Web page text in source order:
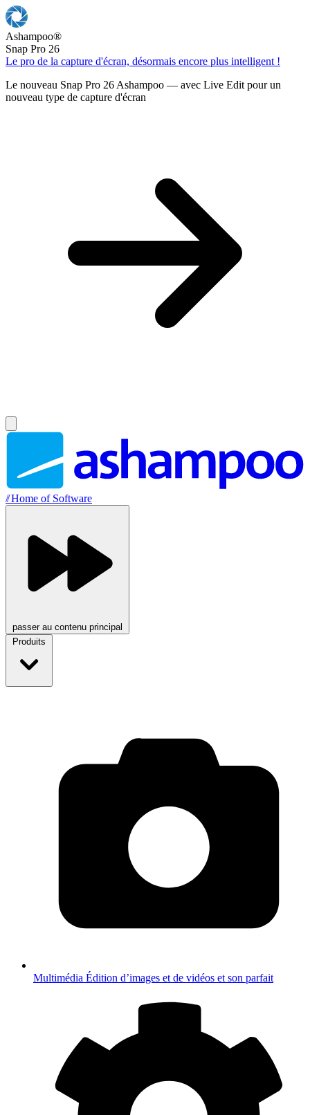
Ashampoo®
Snap Pro 26
Le pro de la capture d'écran, désormais encore plus intelligent !
Le nouveau Snap Pro 26 Ashampoo — avec Live Edit pour un
nouveau type de capture d'écran
//Home of Software
passer au contenu principal
Produits
Multimédia Édition d’images et de vidéos et son parfait